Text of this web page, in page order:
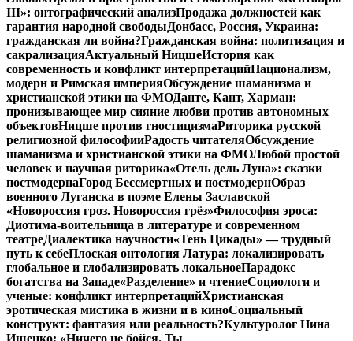
III»: онтографический анализПродажа должностей как
гарантия народной свободыДонбасс, Россия, Украина:
гражданская ли война?Гражданская война: политизация и
сакрализацияАктуальный НицшеИстория как
современность и конфликт интерпретацийНационализм,
модерн и Римская империяОбсуждение шаманизма и
христианской этики на ФМОДанте, Кант, Харман:
пронизывающее мир сияние любви против автономных
объектовНицше против гностицизмаРиторика русской
религиозной философииРадость читателяОбсуждение
шаманизма и христианской этики на ФМОЛюбой простой
человек и научная риторика«Отель дель Луна»: сказки
постмодернаГород Бессмертных и постмодернОбраз
военного Луганска в поэме Елены Заславской
«Новороссия гроз. Новороссия грёз»Философия эроса:
Диотима-воительница в литературе и современном
театреДиалектика научности«Тень Цикады» — трудный
путь к себеПлоская онтология Латура: локализировать
глобальное и глобализировать локальноеПарадокс
богатства на Западе«Разделение» и чтениеСоциологи и
ученые: конфликт интерпретацийХристианская
эротическая мистика в жизни и в киноСоциальный
конструкт: фантазия или реальность?Культуролог Нина
Ищенко: «Ничего не бойся. Ты